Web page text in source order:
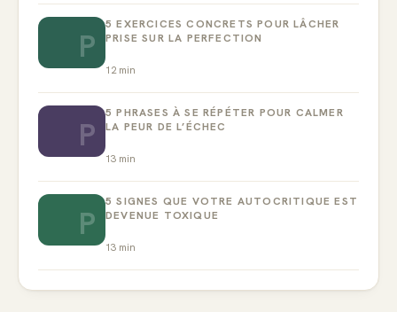
P
5 EXERCICES CONCRETS POUR LÂCHER
PRISE SUR LA PERFECTION
12min
P
5 PHRASES À SE RÉPÉTER POUR CALMER
LA PEUR DE L’ÉCHEC
13 min
P
5 SIGNES QUE VOTRE AUTOCRITIQUE EST
DEVENUE TOXIQUE
13 min